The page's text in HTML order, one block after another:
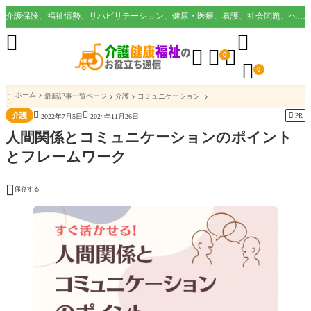
介護保険、福祉情勢、リハビリテーション、健康・医療、看護、社会問題、ヘルスケア業界など様々な切り口から役立つ情報を配信。
  0

 0

 ホーム 最新記事一覧ページ 介護 コミュニケーション
介護  2022年7月5日  2024年11月26日  PR
人間関係とコミュニケーションのポイント
とフレームワーク
 保存する